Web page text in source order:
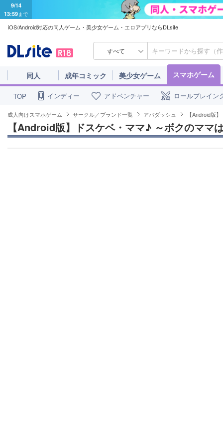
9/14
13:59まで
iOS/Android対応の同人ゲーム・美少女ゲーム・エロアプリならDLsite
すべて
同人 成年コミック 美少女ゲーム スマホゲーム
TOP インディー アドベンチャー ロールプレイン
成人向けスマホゲーム サークル／ブランド一覧 アパダッシュ 【Android版
【Android版】ドスケベ・ママ♪ ～ボクのママ